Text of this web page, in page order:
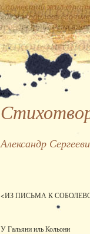
Александр
<ИЗ ПИСЬМА К
У Гальяни иль Кольони